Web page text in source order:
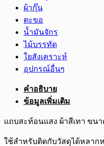
ผ้ากุ๊น
ตะขอ
น้ำมันจักร
ไม้บรรทัด
ใยสังเคราะห์
อุปกรณ์อื่นๆ
คำอธิบาย
ข้อมูลเพิ่มเติม
แถบสะท้อนแสง ผ้าสีเทา ขน
ใช้สำหรับติดกับวัสดุได้หลาก